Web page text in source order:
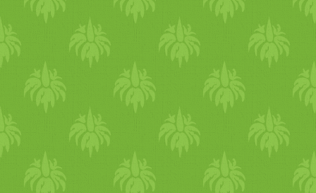
borsot tesszük bele. Kis
lángon végezzük, hogy ne
égjen meg! Fél perc múlva
hozzáadjuk a római
az édesköményt, a